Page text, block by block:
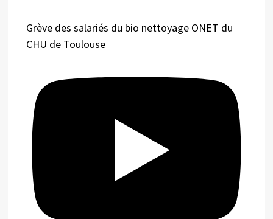
Grève des salariés du bio nettoyage ONET du
CHU de Toulouse